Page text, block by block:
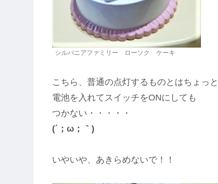
シルバニアファミリー ローソク ケーキ
こちら、普通の点灯するものとはちょっ
電池を入れてスイッチをONにしても
つかない・・・・・
(´；ω；｀)
いやいや、あきらめないで！！